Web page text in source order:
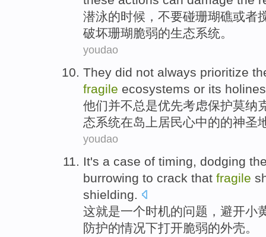
潜泳的时候， 不要碰珊瑚礁或者
破坏珊瑚脆弱的生态系统。
youdao
They did not always prioritize
fragile ecosystems or its
他们并不总是优先考虑保护莫纳
态系统在岛上 居民心中的的神圣
youdao
It's a case of timing, dodging
burrowing to crack that fragile
shielding.
这就是一个时机的问题， 避开小
防护的情况下打开脆弱的外壳。